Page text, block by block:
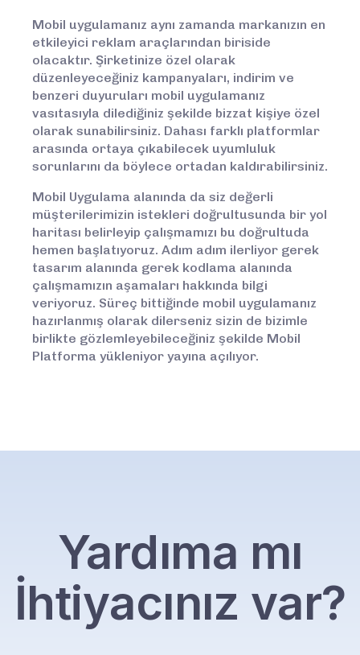
Mobil uygulamanız aynı zamanda markanızın en
etkileyici reklam araçlarından biriside
olacaktır. Şirketinize özel olarak
düzenleyeceğiniz kampanyaları, indirim ve
benzeri duyuruları mobil uygulamanız
vasıtasıyla dilediğiniz şekilde bizzat kişiye özel
olarak sunabilirsiniz. Dahası farklı platformlar
arasında ortaya çıkabilecek uyumluluk
sorunlarını da böylece ortadan kaldırabilirsiniz.
Mobil Uygulama alanında da siz değerli
müşterilerimizin istekleri doğrultusunda bir yol
haritası belirleyip çalışmamızı bu doğrultuda
hemen başlatıyoruz. Adım adım ilerliyor gerek
tasarım alanında gerek kodlama alanında
çalışmamızın aşamaları hakkında bilgi
veriyoruz. Süreç bittiğinde mobil uygulamanız
hazırlanmış olarak dilerseniz sizin de bizimle
birlikte gözlemleyebileceğiniz şekilde Mobil
Platforma yükleniyor yayına açılıyor.
Yardıma mı
İhtiyacınız var?